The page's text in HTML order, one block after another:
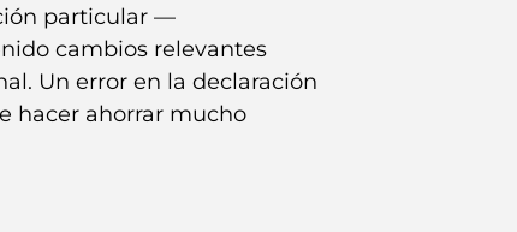
particular —
cambios relevantes
Un error en la declaración
hacer ahorrar mucho